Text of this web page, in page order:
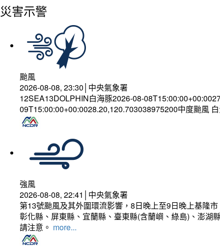
災害示警
颱風
2026-08-08, 23:30│中央氣象署
12SEA13DOLPHIN白海豚2026-08-
09T15:00:00+00:0028.20,120.703038975200中度颱風
強風
2026-08-08, 22:41│中央氣象署
第13號颱風及其外圍環流影響，8日晚上至9日晚上基隆
彰化縣、屏東縣、宜蘭縣、臺東縣(含蘭嶼、綠島)、澎湖
請注意。 more...